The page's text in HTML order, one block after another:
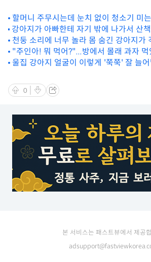
할머니 주무시는데 눈치 없이 청소기 미
대처 행동
강아지가 아빠한테 자기 밖에 나가서 산
귀여운 방법
천둥 소리에 너무 놀라 몸 숨긴 강아지가
적인 행동
"주인아! 뭐 먹어?"...방에서 몰래 과자
어진 상황
울집 강아지 얼굴이 이렇게 '쭉쭉' 잘 늘
0
본 서비스는 패스트뷰에서 제공